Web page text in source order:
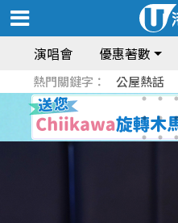
演唱會 優惠著數
熱門關鍵字： 公屋熱話